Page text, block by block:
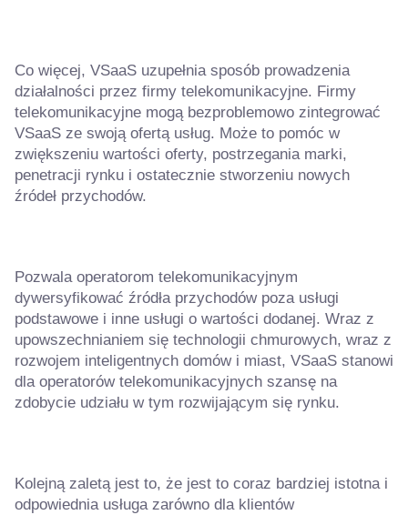
Co więcej, VSaaS uzupełnia sposób prowadzenia
działalności przez firmy telekomunikacyjne. Firmy
telekomunikacyjne mogą bezproblemowo zintegrować
VSaaS ze swoją ofertą usług. Może to pomóc w
zwiększeniu wartości oferty, postrzegania marki,
penetracji rynku i ostatecznie stworzeniu nowych
źródeł przychodów.
Pozwala operatorom telekomunikacyjnym
dywersyfikować źródła przychodów poza usługi
podstawowe i inne usługi o wartości dodanej. Wraz z
upowszechnianiem się technologii chmurowych, wraz z
rozwojem inteligentnych domów i miast, VSaaS stanowi
dla operatorów telekomunikacyjnych szansę na
zdobycie udziału w tym rozwijającym się rynku.
Kolejną zaletą jest to, że jest to coraz bardziej istotna i
odpowiednia usługa zarówno dla klientów